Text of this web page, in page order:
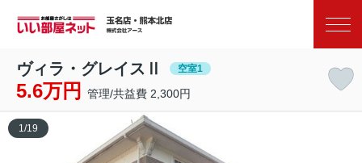
ヴィラ・グレイスⅡ 空室1
5.6万円 管理/共益費 2,300円
1 /19